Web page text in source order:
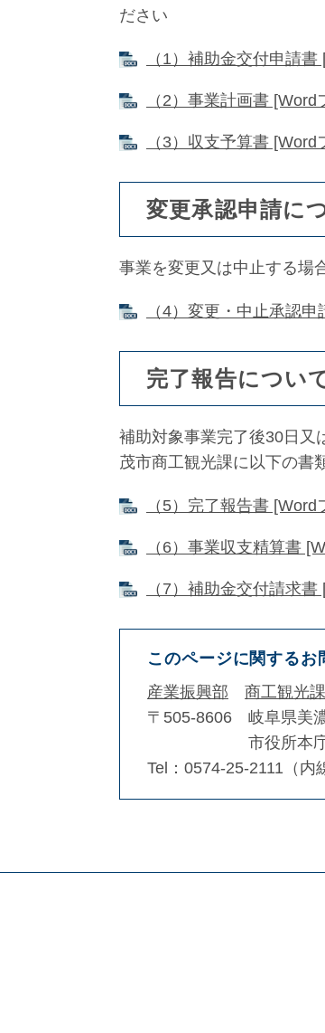
ださい
（1）補助金交付申請
（2）事業計画書
（3）収支予算書
変更承認申請に
事業を変更又は中止する場
（4）変更・中止承認
完了報告につい
補助対象事業完了後30日又
茂市商工観光課に以下の書
（5）完了報告書
（6）事業収支精算書
（7）補助金交付請求
このページに関するお
産業振興部
商工観光課
〒505-8606
岐阜県美
市役所本
Tel：0574-25-2111（内